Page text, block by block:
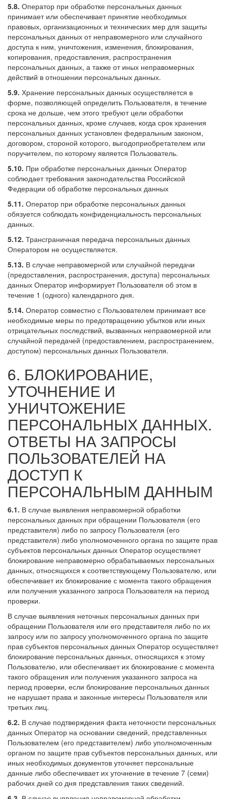
5.8. Оператор при обработке персональных данных
принимает или обеспечивает принятие необходимых
правовых, организационных и технических мер для защиты
персональных данных от неправомерного или случайного
доступа к ним, уничтожения, изменения, блокирования,
копирования, предоставления, распространения
персональных данных, а также от иных неправомерных
действий в отношении персональных данных.
5.9. Хранение персональных данных осуществляется в
форме, позволяющей определить Пользователя, в течение
срока не дольше, чем этого требуют цели обработки
персональных данных, кроме случаев, когда срок хранения
персональных данных установлен федеральным законом,
договором, стороной которого, выгодоприобретателем или
поручителем, по которому является Пользователь.
5.10. При обработке персональных данных Оператор
соблюдает требования законодательства Российской
Федерации об обработке персональных данных
5.11. Оператор при обработке персональных данных
обязуется соблюдать конфиденциальность персональных
данных.
5.12. Трансграничная передача персональных данных
Оператором не осуществляется.
5.13. В случае неправомерной или случайной передачи
(предоставления, распространения, доступа) персональных
данных Оператор информирует Пользователя об этом в
течение 1 (одного) календарного дня.
5.14. Оператор совместно с Пользователем принимает все
необходимые меры по предотвращению убытков или иных
отрицательных последствий, вызванных неправомерной или
случайной передачей (предоставлением, распространением,
доступом) персональных данных Пользователя.
6. БЛОКИРОВАНИЕ,
УТОЧНЕНИЕ И
УНИЧТОЖЕНИЕ
ПЕРСОНАЛЬНЫХ ДАННЫХ.
ОТВЕТЫ НА ЗАПРОСЫ
ПОЛЬЗОВАТЕЛЕЙ НА
ДОСТУП К
ПЕРСОНАЛЬНЫМ ДАННЫМ
6.1. В случае выявления неправомерной обработки
персональных данных при обращении Пользователя (его
представителя) либо по запросу Пользователя (его
представителя) либо уполномоченного органа по защите прав
субъектов персональных данных Оператор осуществляет
блокирование неправомерно обрабатываемых персональных
данных, относящихся к соответствующему Пользователю, или
обеспечивает их блокирование с момента такого обращения
или получения указанного запроса Пользователя на период
проверки.
В случае выявления неточных персональных данных при
обращении Пользователя или его представителя либо по их
запросу или по запросу уполномоченного органа по защите
прав субъектов персональных данных Оператор осуществляет
блокирование персональных данных, относящихся к этому
Пользователю, или обеспечивает их блокирование с момента
такого обращения или получения указанного запроса на
период проверки, если блокирование персональных данных
не нарушает права и законные интересы Пользователя или
третьих лиц.
6.2. В случае подтверждения факта неточности персональных
данных Оператор на основании сведений, представленных
Пользователем (его представителем) либо уполномоченным
органом по защите прав субъектов персональных данных, или
иных необходимых документов уточняет персональные
данные либо обеспечивает их уточнение в течение 7 (семи)
рабочих дней со дня представления таких сведений.